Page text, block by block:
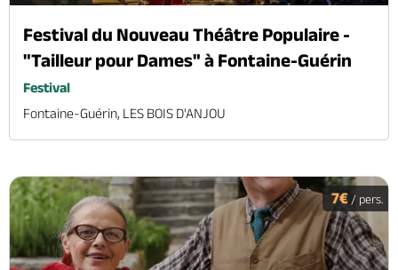
Festival du Nouveau Théâtre Populaire -
"Tailleur pour Dames" à Fontaine-Guérin
Festival
Fontaine-Guérin, LES BOIS D'ANJOU
7€ / pers.